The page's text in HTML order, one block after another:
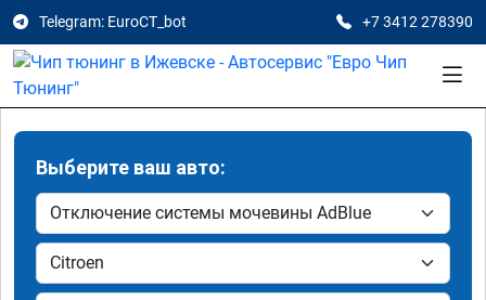
Telegram: EuroCT_bot +7 3412 278390
Выберите ваш авто: